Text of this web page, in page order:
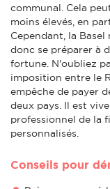
communal. Cela
moins élevés, en
Cependant, la
donc se préparer à
fortune. N'oubliez
imposition entre le
empêche de payer
deux pays. Il est
professionnel de la
personnalisés.
Conseils pour